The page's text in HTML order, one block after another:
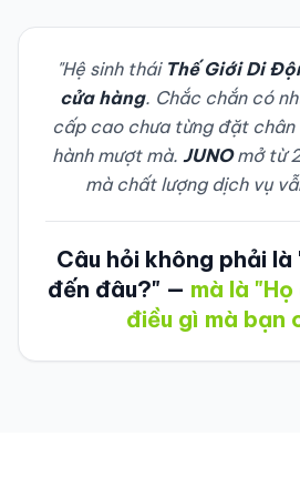
"Hệ sinh thái Thế Giới Di
cửa hàng. Chắc chắn có
cấp cao chưa từng đặt
hành mượt mà. JUNOmở từ
mà chất lượng dịch vụ
Câu hỏi không phải là
đến đâu?" — mà là
điều gì mà bạn